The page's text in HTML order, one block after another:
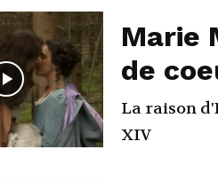
Marie
de
La raison
XIV